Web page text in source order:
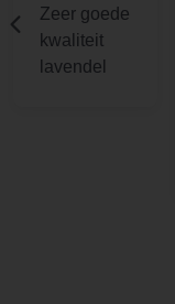
Zeer goede
kwaliteit
lavendel